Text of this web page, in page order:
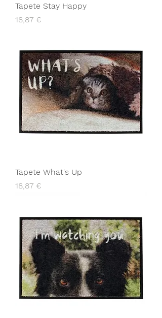
Tapete Stay Happy
Preço
18,87 €
Tapete What's Up
Preço
18,87 €